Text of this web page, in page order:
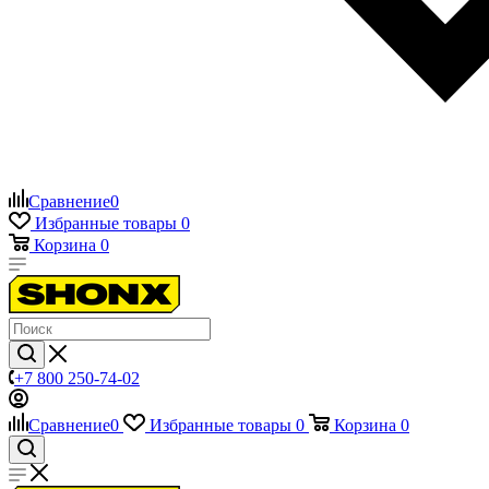
Сравнение0
Избранные товары 0
Корзина 0
+7 800 250-74-02
Сравнение0 Избранные товары 0 Корзина 0